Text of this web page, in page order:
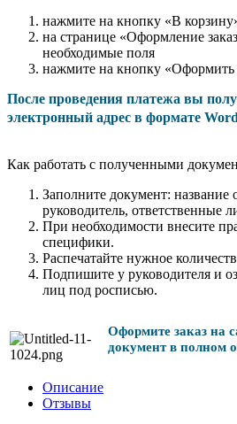
нажмите на кнопку «В
на странице «Оформление
необходимые поля
нажмите на кнопку «Оформить
После проведения платежа вы
электронный адрес в формате
Как работать с полученными
Заполните документ: название
руководитель, ответственные
При необходимости внесите
специфики.
Распечатайте нужное
Подпишите у руководителя и
лиц под росписью.
Оформите заказ на
документ в полном
Описание
Отзывы